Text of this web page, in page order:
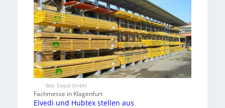
Bild: Elvedi GmbH
Fachmesse in Klagenfurt
Elvedi und Hubtex stellen aus